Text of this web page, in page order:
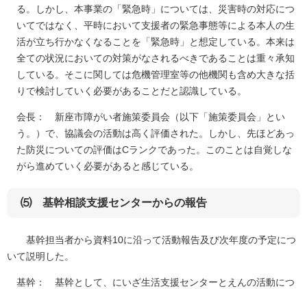
る。しかし、本事業の「緊急時」については、災害時の対応につ
いてではなく、平時において支援者の緊急事態等による本人の生
活が立ち行かなくなることを「緊急時」と想定している。本来は
全ての状況においての対策がなされるべきであることは重々承知
している。そこに関しては危機管理室等の他機関も含め大きな括
りで検討していく必要があることだと認識している。
会長： 新座市障がい者施策委員会（以下「施策委員会」とい
う。）で、協議会の活動は高く評価された。しかし、先ほどあっ
た防災についての評価はCランクであった。このことは自覚しな
がら進めていく必要があると感じている。
⑸ 基幹相談支援センターからの報告
基幹担当者から資料10に沿って活動報告及び次年度の予定につ
いて説明した。
基幹： 基幹として、にいざ生活支援センターとえんの活動につ